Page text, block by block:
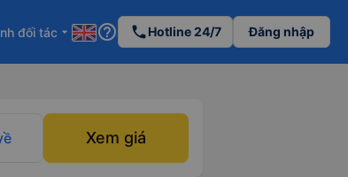
đối tác arrow_drop_down help_outline phoneHotline 24/7 Đăng nhập
Xem giá